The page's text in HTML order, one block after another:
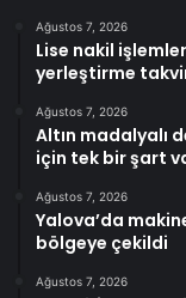
Ağustos 7, 2026
Lise nakil
yerleştirme
Ağustos 7, 2026
Altın madalyalı
için tek bir şart
Ağustos 7, 2026
Yalova’da
bölgeye çekildi
Ağustos 7, 2026